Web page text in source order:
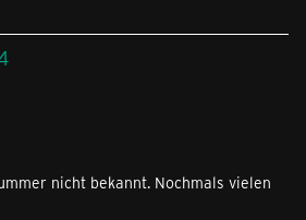
nicht bekannt. Nochmals vielen